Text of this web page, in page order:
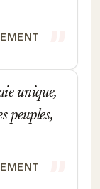
unique,
peuples,